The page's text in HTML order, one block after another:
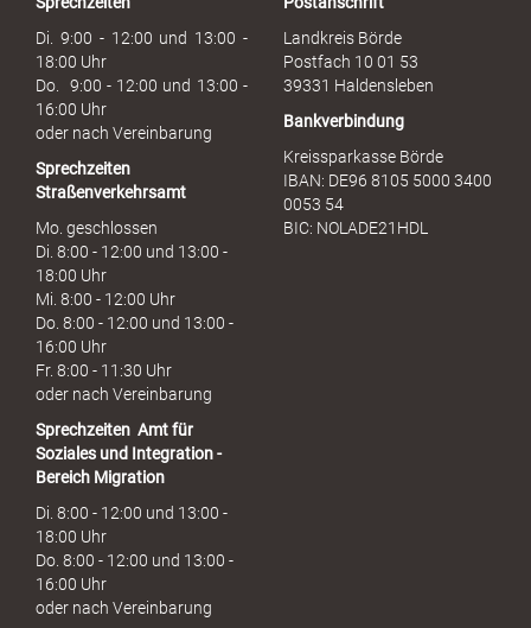
Di. 9:00 - 12:00 und 13:00 -
18:00 Uhr
Do. 9:00 - 12:00 und 13:00 -
16:00 Uhr
oder nach Vereinbarung
Sprechzeiten
Straßenverkehrsamt
Mo. geschlossen
Di. 8:00 - 12:00 und 13:00 -
18:00 Uhr
Mi. 8:00 - 12:00 Uhr
Do. 8:00 - 12:00 und 13:00 -
16:00 Uhr
Fr. 8:00 - 11:30 Uhr
oder nach Vereinbarung
Sprechzeiten Amt für
Soziales und Integration -
Bereich Migration
Di. 8:00 - 12:00 und 13:00 -
18:00 Uhr
Do. 8:00 - 12:00 und 13:00 -
16:00 Uhr
oder nach Vereinbarung
Landkreis Börde
Postfach 10 01 53
39331 Haldensleben
Bankverbindung
Kreissparkasse Börde
IBAN: DE96 8105 5000 3400
0053 54
BIC: NOLADE21HDL